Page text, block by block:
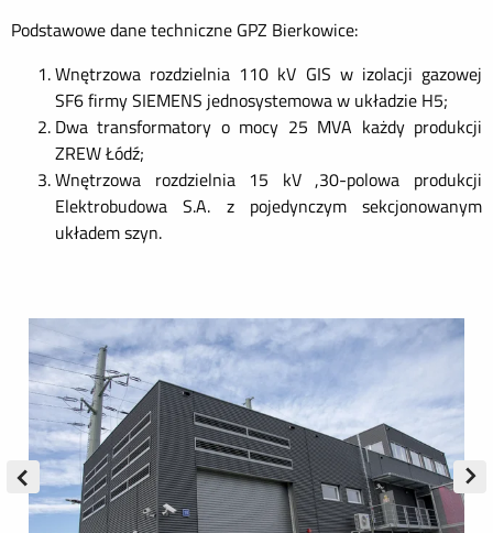
Podstawowe dane techniczne GPZ Bierkowice:
Wnętrzowa rozdzielnia 110 kV GIS w izolacji gazowej
SF6 firmy SIEMENS jednosystemowa w układzie H5;
Dwa transformatory o mocy 25 MVA każdy produkcji
ZREW Łódź;
Wnętrzowa rozdzielnia 15 kV ,30-polowa produkcji
Elektrobudowa S.A. z pojedynczym sekcjonowanym
układem szyn.